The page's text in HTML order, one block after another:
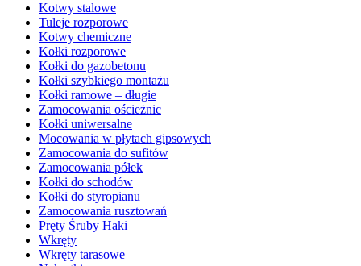
Kotwy stalowe
Tuleje rozporowe
Kotwy chemiczne
Kołki rozporowe
Kołki do gazobetonu
Kołki szybkiego montażu
Kołki ramowe – długie
Zamocowania ościeżnic
Kołki uniwersalne
Mocowania w płytach gipsowych
Zamocowania do sufitów
Zamocowania półek
Kołki do schodów
Kołki do styropianu
Zamocowania rusztowań
Pręty Śruby Haki
Wkręty
Wkręty tarasowe